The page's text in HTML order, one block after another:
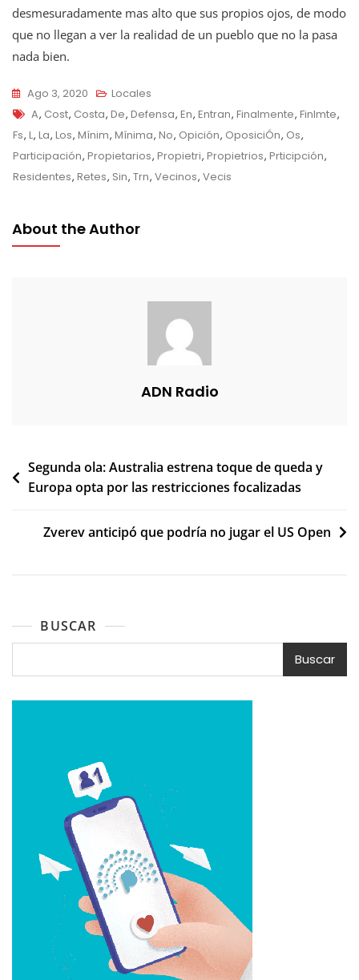
desmesuradamente mas alto que sus propios ojos, de modo
que no llegan a ver la realidad de un pueblo que no la pasa
nada bien.
Ago 3, 2020
Locales
Tags
A, Cost, Costa, De, Defensa, En, Entran, Finalmente, Finlmte,
Fs, L, La, Los, Mínim, Mínima, No, Opición, OposiciÓn, Os,
Participación, Propietarios, Propietri, Propietrios, Prticipción,
Residentes, Retes, Sin, Trn, Vecinos, Vecis
About the Author
ADN Radio
Navegación
de
Segunda ola: Australia estrena toque de queda y
Europa opta por las restricciones focalizadas
Zverev anticipó que podría no jugar el US Open
BUSCAR
Buscar